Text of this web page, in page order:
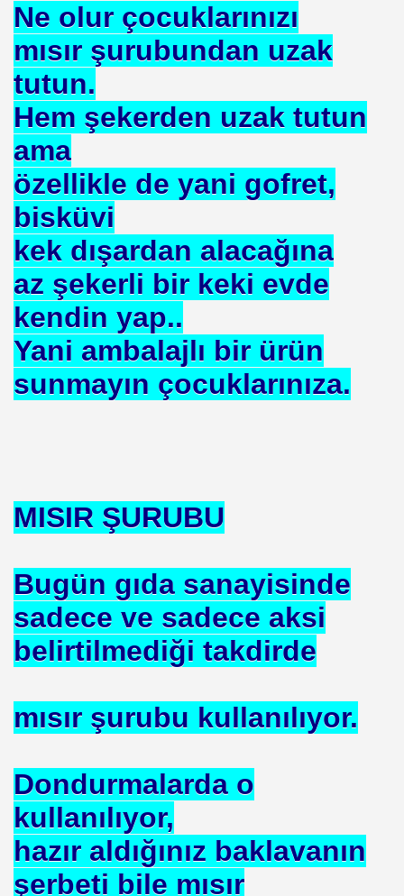
Ne olur çocuklarınızı
mısır şurubundan uzak
tutun.
Hem şekerden uzak tutun
ama
özellikle de yani gofret,
bisküvi
kek dışardan alacağına
az şekerli bir keki evde
kendin yap..
Yani ambalajlı bir ürün
sunmayın çocuklarınıza.
MISIR ŞURUBU
Bugün gıda sanayisinde
sadece ve sadece aksi
belirtilmediği takdirde
mısır şurubu kullanılıyor.
Dondurmalarda o
kullanılıyor,
hazır aldığınız baklavanın
şerbeti bile mısır
Makinası
MÜSLÜMAN KAZANIR
HOROZ TILKI HIKAYESI
SIRA REÇEPTE
İŞE BAŞLAMAK